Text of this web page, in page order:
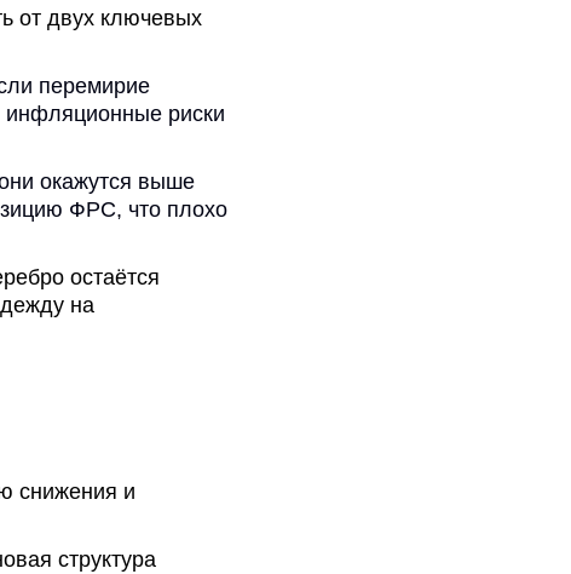
от двух ключевых
перемирие
инфляционные риски
окажутся выше
ФРС, что плохо
остаётся
на
снижения и
структура